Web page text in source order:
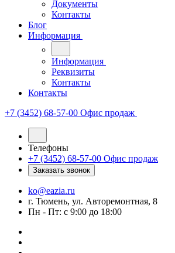
Документы
Контакты
Блог
Информация
Информация
Реквизиты
Контакты
Контакты
+7 (3452) 68-57-00 Офис продаж
Телефоны
+7 (3452) 68-57-00 Офис продаж
Заказать звонок
ko@eazia.ru
г. Тюмень, ул. Авторемонтная, 8
Пн - Пт: с 9:00 до 18:00